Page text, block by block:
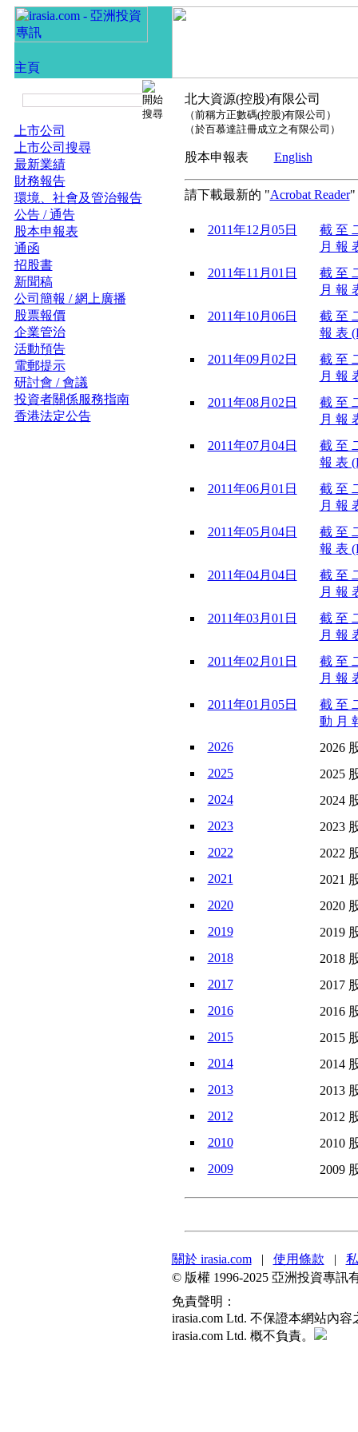
上市公司
上市公司搜尋
最新業績
財務報告
環境、社會及管治報告
公告 / 通告
股本申報表
通函
招股書
新聞稿
公司簡報 / 網上廣播
股票報價
企業管治
活動預告
電郵提示
研討會 / 會議
投資者關係服務指南
香港法定公告
北大資源(控股)有限公司
（前稱方正數碼(控股)有限公司）
（於百慕達註冊成立之有限公司）
股本申報表 English
請下載最新的 "Acrobat Reader"
2011年12月05日
截 至
月 報
2011年11月01日
截 至
月 報
2011年10月06日
截 至
報 表
2011年09月02日
截 至
月 報
2011年08月02日
截 至
月 報
2011年07月04日
截 至
報 表
2011年06月01日
截 至
月 報
2011年05月04日
截 至
報 表
2011年04月04日
截 至
月 報
2011年03月01日
截 至
月 報
2011年02月01日
截 至
月 報
2011年01月05日
截 至
動 月
2026
2026
2025
2025
2024
2024
2023
2023
2022
2022
2021
2021
2020
2020
2019
2019
2018
2018
2017
2017
2016
2016
2015
2015
2014
2014
2013
2013
2012
2012
2010
2010
2009
2009
關於 irasia.com| 使用條款 |
© 版權 1996-2025 亞洲投資專訊
免責聲明：
irasia.com Ltd. 不保證本網站內
irasia.com Ltd. 概不負責。